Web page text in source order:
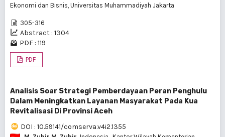
Ekonomi dan Bisnis, Universitas Muhammadiyah Jakarta
305-316
Abstract : 1304
PDF : 119
PDF
Analisis Soar Strategi Pemberdayaan Peran Penghulu
Dalam Meningkatkan Layanan Masyarakat Pada Kua
Revitalisasi Di Provinsi Aceh
DOI : 10.59141/comserva.v4i2.1355